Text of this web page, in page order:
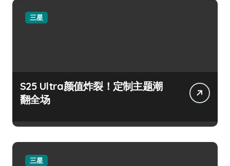
三星
S25 Ultra颜值炸裂！定制主题潮
翻全场
三星